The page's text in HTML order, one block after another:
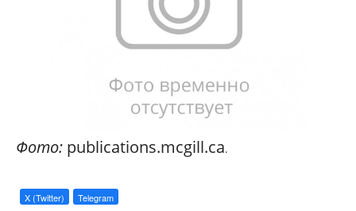
Фото: publications.mcgill.ca.
X (Twitter) Telegram